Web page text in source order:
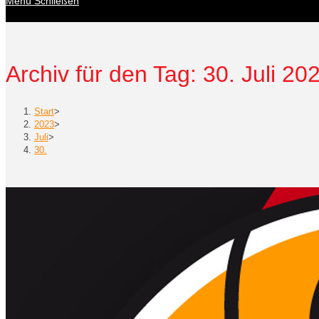
Archiv für den Tag: 30. Juli
Start>
2023>
Juli>
30.